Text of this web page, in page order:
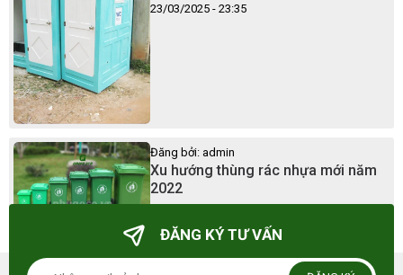
23/03/2025 - 23:35
Đăng bởi: admin
Xu hướng thùng rác nhựa mới năm
2022
23/03/2025 - 23:41
ĐĂNG KÝ TƯ VẤN